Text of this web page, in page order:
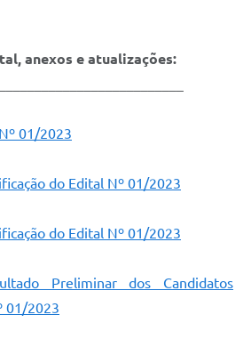
anexos e atualizações:
01/2023
do Edital Nº 01/2023
do Edital Nº 01/2023
Preliminar dos Candidatos
01/2023